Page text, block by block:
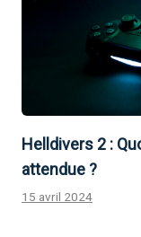
Helldivers 2 :
attendue ?
15 avril 2024